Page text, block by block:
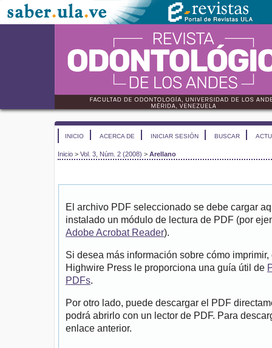
INICIO ACERCA DE INICIAR SESIÓN BUSCAR
Inicio > Vol. 3, Núm. 2 (2008) > Arellano
El archivo PDF seleccionado se debe cargar
instalado un módulo de lectura de PDF (por
Adobe Acrobat Reader).
Si desea más información sobre cómo
Highwire Press le proporciona una guía útil de
PDFs.
Por otro lado, puede descargar el PDF
podrá abrirlo con un lector de PDF. Para
enlace anterior.